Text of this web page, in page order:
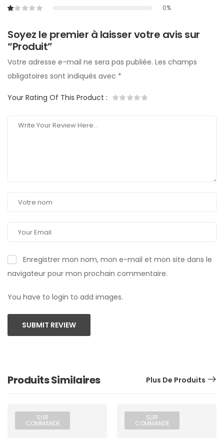
0%
Soyez le premier à laisser votre avis sur
“Produit”
Votre adresse e-mail ne sera pas publiée. Les champs
obligatoires sont indiqués avec *
Your Rating Of This Product :
Enregistrer mon nom, mon e-mail et mon site dans le
navigateur pour mon prochain commentaire.
You have to login to add images.
SUBMIT REVIEW
Produits Similaires Plus De Produits
SUR
COMMANDE
SUR
COMMANDE